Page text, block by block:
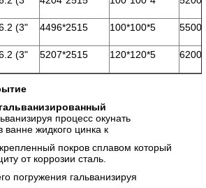
(3"
4496*2515 100*100*5 5500
(3"
5207*2515 120*120*5 6200
процесс окунать
ванне жидкого цинка к
покров сплавом который
от коррозии сталь.
погружения гальванизируя